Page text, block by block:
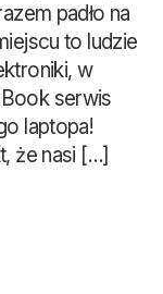
padło na
to ludzie
w
serwis
laptopa!
że nasi […]